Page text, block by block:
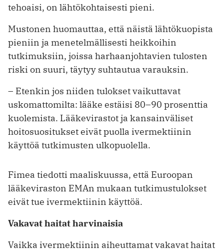
tehoaisi, on lähtökohtaisesti pieni.
Mustonen huomauttaa, että näistä lähtökuopista
pieniin ja menetelmällisesti heikkoihin
tutkimuksiin, joissa harhaanjohtavien tulosten
riski on suuri, täytyy suhtautua varauksin.
– Etenkin jos niiden tulokset vaikuttavat
uskomattomilta: lääke estäisi 80–90 prosenttia
kuolemista. Lääkevirastot ja kansainväliset
hoitosuositukset eivät puolla ivermektiinin
käyttöä tutkimusten ulkopuolella.
Fimea tiedotti maaliskuussa, että ­Euroopan
lääkeviraston EMAn mukaan tutkimustulokset
eivät tue ivermektiinin käyttöä.
Vakavat haitat harvinaisia
Vaikka ivermektiinin aiheuttamat vakavat haitat